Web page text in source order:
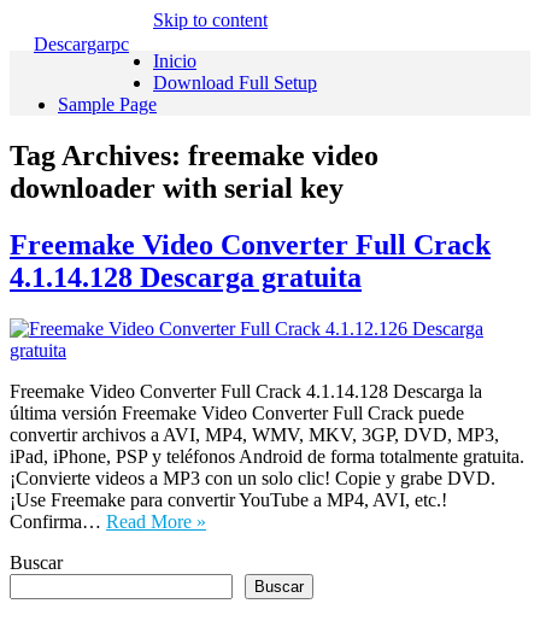
Descargarpc
Skip to content
Inicio
Download Full Setup
Sample Page
Tag Archives: freemake video
downloader with serial key
Freemake Video Converter Full Crack
4.1.14.128 Descarga gratuita
Freemake Video Converter Full Crack 4.1.14.128 Descarga la
última versión Freemake Video Converter Full Crack puede
convertir archivos a AVI, MP4, WMV, MKV, 3GP, DVD, MP3,
iPad, iPhone, PSP y teléfonos Android de forma totalmente gratuita.
¡Convierte videos a MP3 con un solo clic! Copie y grabe DVD.
¡Use Freemake para convertir YouTube a MP4, AVI, etc.!
Confirma… Read More »
Buscar
Buscar